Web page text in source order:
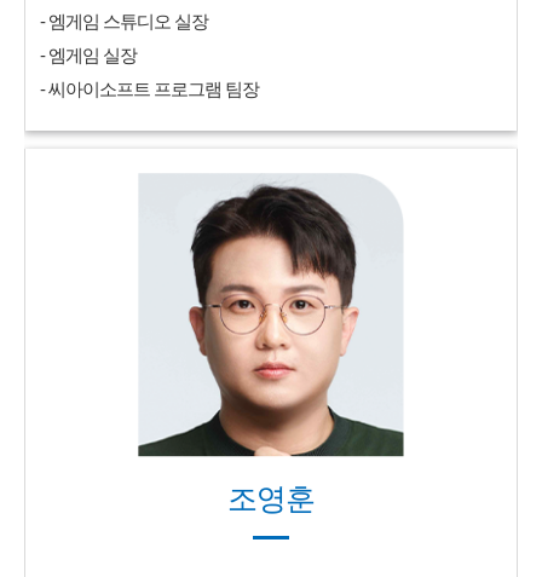
- 엠게임 스튜디오 실장
- 엠게임 실장
- 씨아이소프트 프로그램 팀장
조영훈